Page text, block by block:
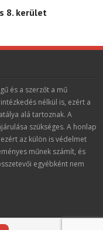
8. kerület
és a szerzőt a mű
nélkül is, ezért a
alá tartoznak. A
szükséges. A honlap
az külön is védelmet
műnek számít, és
egyébként nem